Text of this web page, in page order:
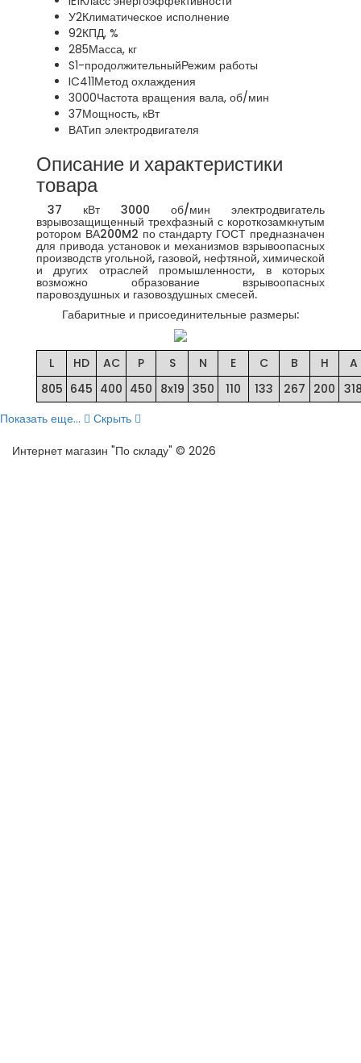
У2Климатическое исполнение
92КПД, %
285Масса, кг
S1-продолжительныйРежим работы
IC411Метод охлаждения
3000Частота вращения вала, об/мин
37Мощность, кВт
ВАТип электродвигателя
Описание и характеристики
товара
37 кВт 3000 об/мин электродвигатель
взрывозащищенный трехфазный с короткозамкнутым
ротором ВА200M2 по стандарту ГОСТ предназначен
для привода установок и механизмов взрывоопасных
производств угольной, газовой, нефтяной, химической
и других отраслей промышленности, в которых
возможно образование взрывоопасных
паровоздушных и газовоздушных смесей.
Габаритные и присоединительные размеры:
L HD AC P S N E C B H
A
805 645 400 450 8x19 350 110 133 267 200
Показать еще...
Скрыть
Интернет магазин "По складу" © 2026